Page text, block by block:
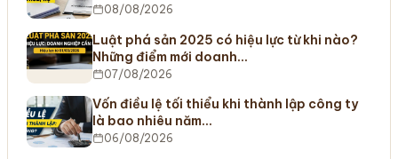
08/08/2026
Luật phá sản 2025 có hiệu lực từ khi nào?
Những điểm mới doanh…
07/08/2026
Vốn điều lệ tối thiểu khi thành lập công ty
là bao nhiêu năm…
06/08/2026